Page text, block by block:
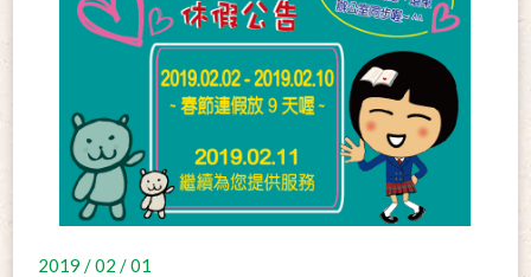
2019 / 02 / 01